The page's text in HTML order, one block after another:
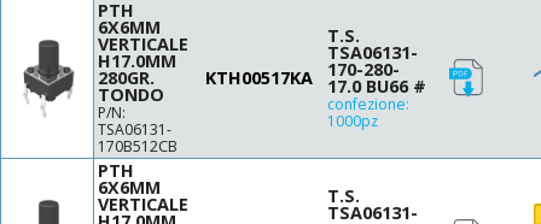
16.5
17.5
18
PTH
6X6MM
VERTICALE
H17.0MM
280GR.
TONDO
P/N:
TSA06131-
170B512CB
KTH00517KA
T.S.
TSA06131-
170-280-
17.0 BU66 #
confezione:
1000pz
PTH
6X6MM
VERTICALE T.S.
TSA06131-